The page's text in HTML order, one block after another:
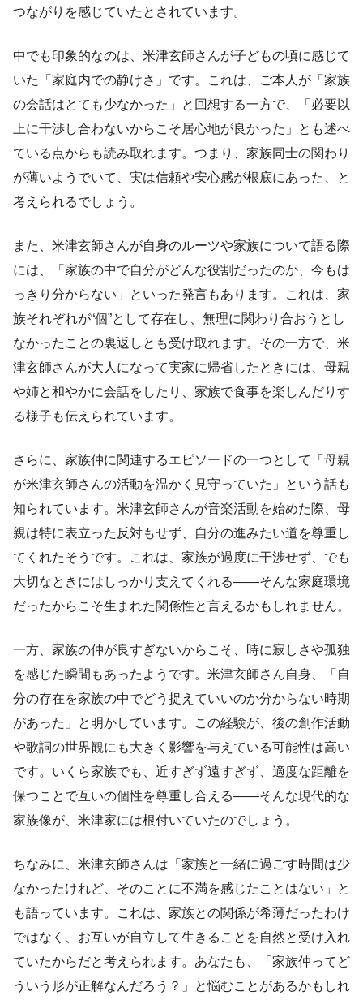
つながりを感じていたとされています。
中でも印象的なのは、米津玄師さんが子どもの頃に感じて
いた「家庭内での静けさ」です。これは、ご本人が「家族
の会話はとても少なかった」と回想する一方で、「必要以
上に干渉し合わないからこそ居心地が良かった」とも述べ
ている点からも読み取れます。つまり、家族同士の関わり
が薄いようでいて、実は信頼や安心感が根底にあった、と
考えられるでしょう。
また、米津玄師さんが自身のルーツや家族について語る際
には、「家族の中で自分がどんな役割だったのか、今もは
っきり分からない」といった発言もあります。これは、家
族それぞれが“個”として存在し、無理に関わり合おうとし
なかったことの裏返しとも受け取れます。その一方で、米
津玄師さんが大人になって実家に帰省したときには、母親
や姉と和やかに会話をしたり、家族で食事を楽しんだりす
る様子も伝えられています。
さらに、家族仲に関連するエピソードの一つとして「母親
が米津玄師さんの活動を温かく見守っていた」という話も
知られています。米津玄師さんが音楽活動を始めた際、母
親は特に表立った反対もせず、自分の進みたい道を尊重し
てくれたそうです。これは、家族が過度に干渉せず、でも
大切なときにはしっかり支えてくれる――そんな家庭環境
だったからこそ生まれた関係性と言えるかもしれません。
一方、家族の仲が良すぎないからこそ、時に寂しさや孤独
を感じた瞬間もあったようです。米津玄師さん自身、「自
分の存在を家族の中でどう捉えていいのか分からない時期
があった」と明かしています。この経験が、後の創作活動
や歌詞の世界観にも大きく影響を与えている可能性は高い
です。いくら家族でも、近すぎず遠すぎず、適度な距離を
保つことで互いの個性を尊重し合える――そんな現代的な
家族像が、米津家には根付いていたのでしょう。
ちなみに、米津玄師さんは「家族と一緒に過ごす時間は少
なかったけれど、そのことに不満を感じたことはない」と
も語っています。これは、家族との関係が希薄だったわけ
ではなく、お互いが自立して生きることを自然と受け入れ
ていたからだと考えられます。あなたも、「家族仲ってど
ういう形が正解なんだろう？」と悩むことがあるかもしれ